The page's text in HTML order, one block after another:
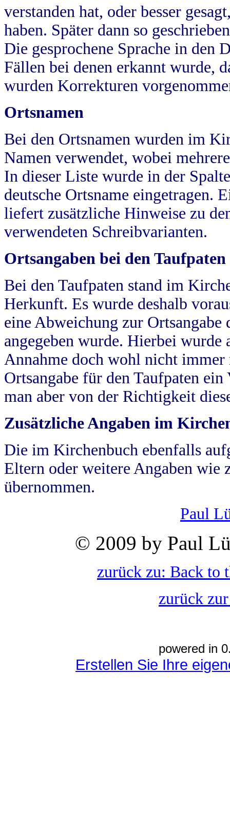
verstanden hat, oder besser
haben. Später dann so
Die gesprochene Sprache in
Fällen bei denen erkannt wurde,
wurden Korrekturen
Ortsnamen
Bei den Ortsnamen wurden im
Namen verwendet, wobei
In dieser Liste wurde in der
deutsche Ortsname eingetragen.
liefert zusätzliche Hinweise zu
verwendeten Schreibvarianten.
Ortsangaben bei den Taufpaten
Bei den Taufpaten stand im
Herkunft. Es wurde deshalb
eine Abweichung zur
angegeben wurde. Hierbei wurde
Annahme doch wohl nicht
Ortsangabe für den Taufpaten
man aber von der Richtigkeit
Zusätzliche Angaben im
Die im Kirchenbuch ebenfalls
Eltern oder weitere Angaben wie
übernommen.
Paul
© 2009 by Paul
zurück zu: Back to
zurück
powered in
Erstellen Sie Ihre